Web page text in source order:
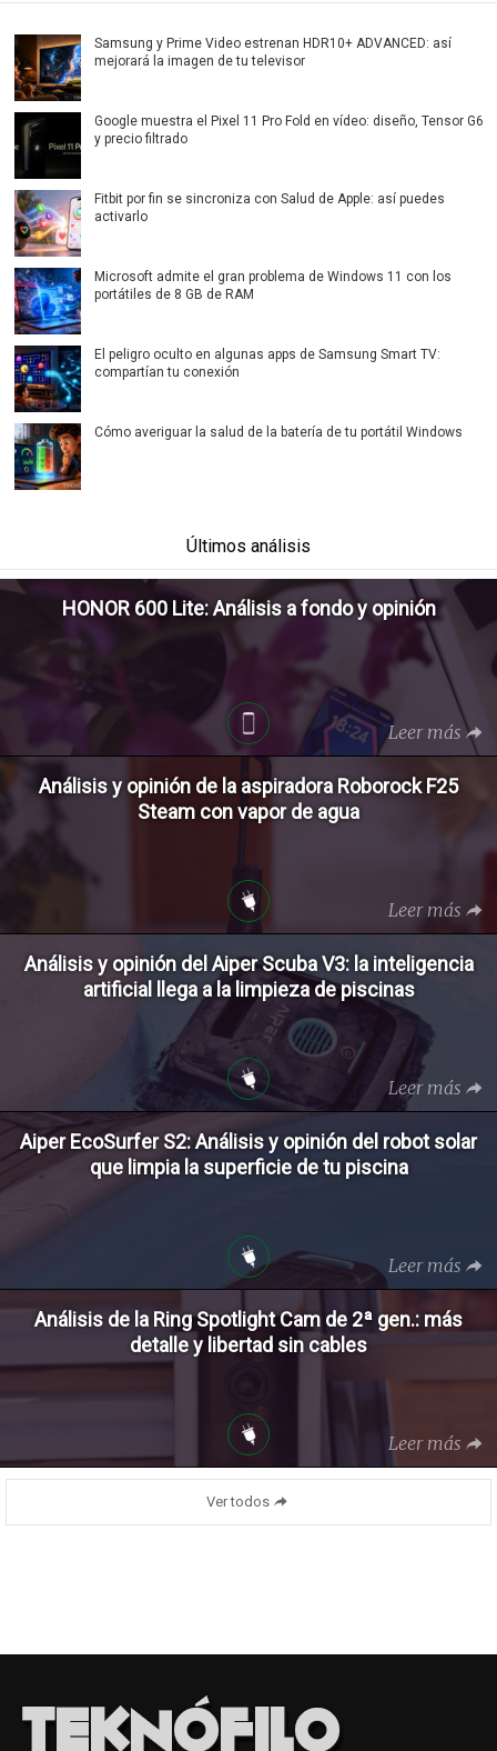
Samsung y Prime Video estrenan HDR10+ ADVANCED: así
mejorará la imagen de tu televisor
Google muestra el Pixel 11 Pro Fold en vídeo: diseño, Tensor G6
y precio filtrado
Fitbit por fin se sincroniza con Salud de Apple: así puedes
activarlo
Microsoft admite el gran problema de Windows 11 con los
portátiles de 8 GB de RAM
El peligro oculto en algunas apps de Samsung Smart TV:
compartían tu conexión
Cómo averiguar la salud de la batería de tu portátil Windows
Últimos análisis
HONOR 600 Lite: Análisis a fondo y opinión
Leer más
Análisis y opinión de la aspiradora Roborock F25
Steam con vapor de agua
Leer más
Análisis y opinión del Aiper Scuba V3: la inteligencia
artificial llega a la limpieza de piscinas
Leer más
Aiper EcoSurfer S2: Análisis y opinión del robot solar
que limpia la superficie de tu piscina
Leer más
Análisis de la Ring Spotlight Cam de 2ª gen.: más
detalle y libertad sin cables
Leer más
Ver todos